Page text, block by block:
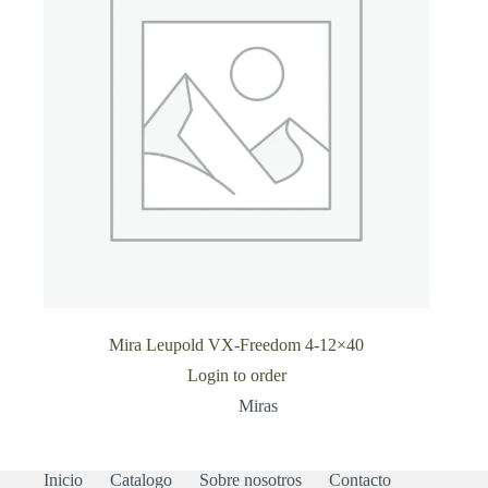
Mira Leupold VX-Freedom 4-12×40
Login to order
Miras
Inicio Catalogo Sobre nosotros Contacto